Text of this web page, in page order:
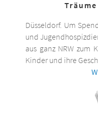
Düsseldorf. Um
und
aus ganz NRW zum
Kinder und ihre